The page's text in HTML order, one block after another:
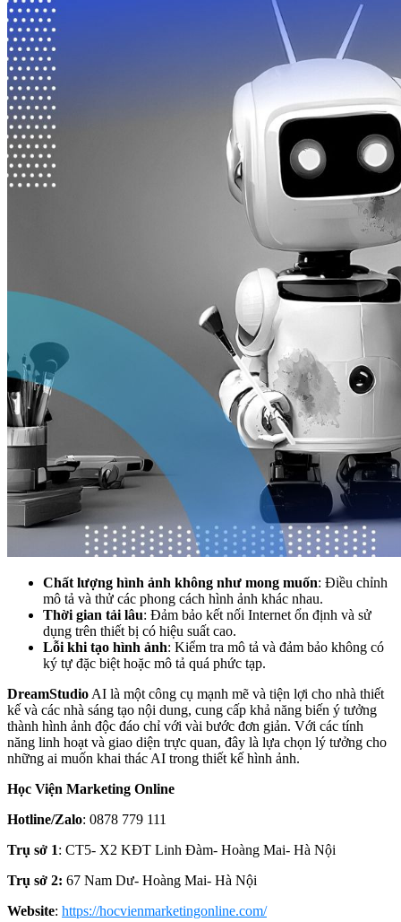
Chất lượng hình ảnh không như mong muốn: Điều chỉnh
mô tả và thử các phong cách hình ảnh khác nhau.
Thời gian tải lâu: Đảm bảo kết nối Internet ổn định và sử
dụng trên thiết bị có hiệu suất cao.
Lỗi khi tạo hình ảnh: Kiểm tra mô tả và đảm bảo không có
ký tự đặc biệt hoặc mô tả quá phức tạp.
DreamStudioAI là một công cụ mạnh mẽ và tiện lợi cho nhà thiết
kế và các nhà sáng tạo nội dung, cung cấp khả năng biến ý tưởng
thành hình ảnh độc đáo chỉ với vài bước đơn giản. Với các tính
năng linh hoạt và giao diện trực quan, đây là lựa chọn lý tưởng cho
những ai muốn khai thác AI trong thiết kế hình ảnh.
Học Viện Marketing Online
Hotline/Zalo: 0878 779 111
Trụ sở 1: CT5- X2 KĐT Linh Đàm- Hoàng Mai- Hà Nội
Trụ sở 2: 67 Nam Dư- Hoàng Mai- Hà Nội
Website: https://hocvienmarketingonline.com/